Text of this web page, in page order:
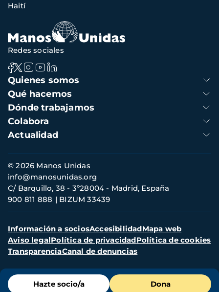
Haití
Menú
de
Hazte socio/a Dona
Navegación
principal
Quienes somos
Qué hacemos
Dónde trabajamos
Colabora
Actualidad
Redes sociales
Información
de
contacto
© 2026 Manos Unidas
C/ Barquillo, 38 - 3º28004 - Madrid, España
900 811 888
BIZUM 33439
info@manosunidas.org
Menú
secundario
Información a sociosAccesibilidadMapa web
Aviso legalPolítica de privacidadPolítica de cookies
TransparenciaCanal de denuncias